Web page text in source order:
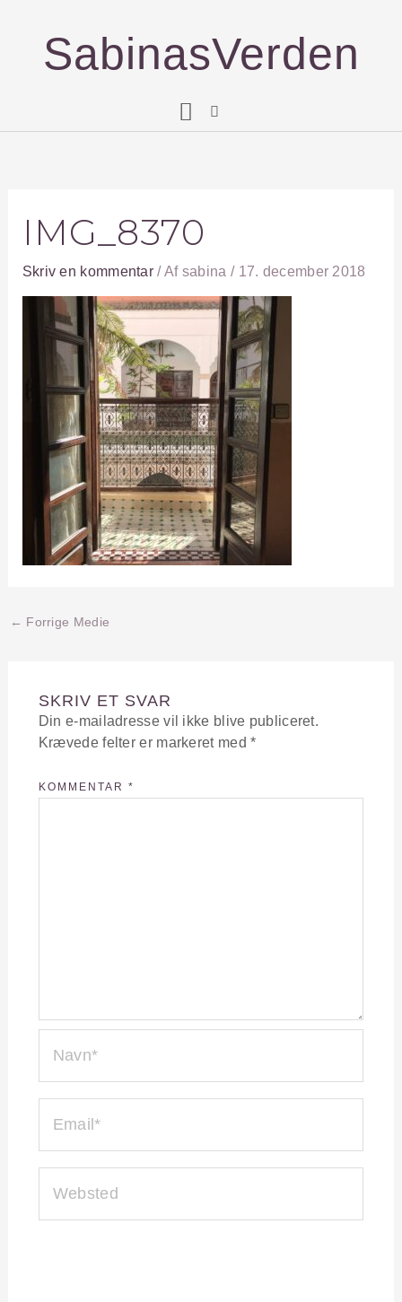
indholdetSabinasVerden
IMG_8370
Skriv en kommentar / Af sabina / 17. december 2018
← Forrige Medie
SKRIV ET SVAR
Din e-mailadresse vil ikke blive publiceret.
Krævede felter er markeret med*
KOMMENTAR *